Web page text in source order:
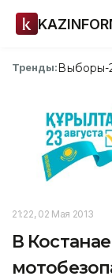
Тренды:Выборы-
21:22, 02 Мая 2013
В